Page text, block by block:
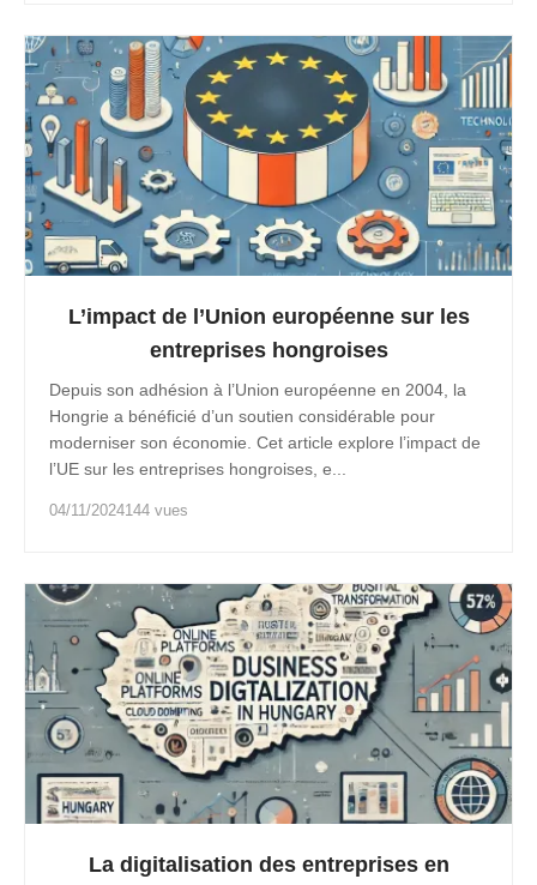
L’impact de l’Union européenne sur les
entreprises hongroises
Depuis son adhésion à l’Union européenne en 2004, la
Hongrie a bénéficié d’un soutien considérable pour
moderniser son économie. Cet article explore l’impact de
l’UE sur les entreprises hongroises, e...
04/11/2024144 vues
La digitalisation des entreprises en